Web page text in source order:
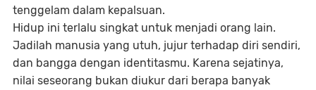
tenggelam dalam kepalsuan.
Hidup ini terlalu singkat untuk menjadi orang lain.
Jadilah manusia yang utuh, jujur terhadap diri sendiri,
dan bangga dengan identitasmu. Karena sejatinya,
nilai seseorang bukan diukur dari berapa banyak